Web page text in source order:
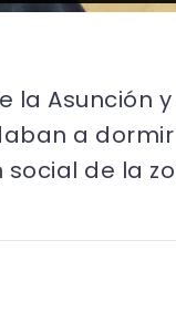
Asunción
a
de la